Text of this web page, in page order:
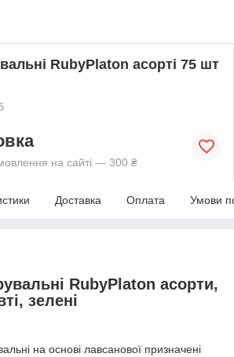
RubyPlaton асорті 75 шт
на сайті — 300 ₴
Доставка Оплата Умови
RubyPlaton асорти,
зелені
на основі лавсанової призначені